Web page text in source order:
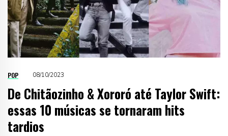
POP 08/10/2023
De Chitãozinho & Xororó até Taylor Swift:
essas 10 músicas se tornaram hits
tardios